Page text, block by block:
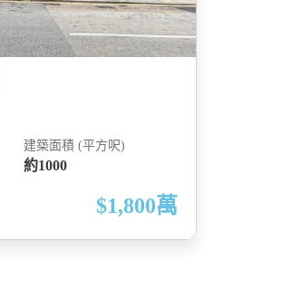
建築面積 (平方呎)
約1000
$1,800萬